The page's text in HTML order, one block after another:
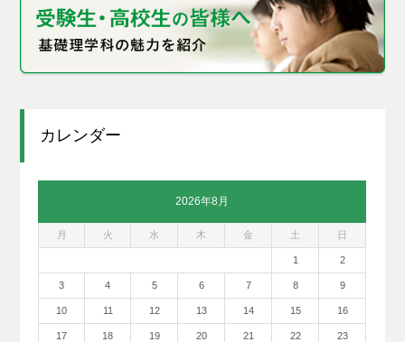
カレンダー
2026年8月
月 火 水 木 金 土 日
1 2
3 4 5 6 7 8 9
10 11 12 13 14 15 16
17 18 19 20 21 22 23